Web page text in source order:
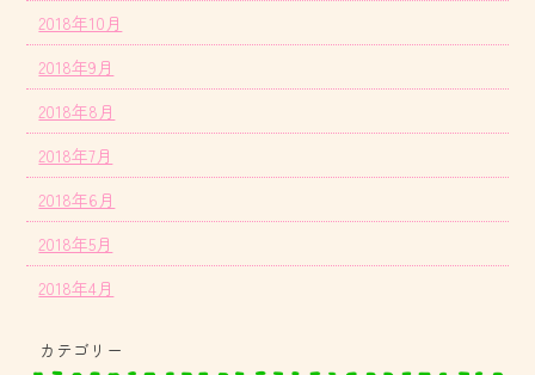
2018年10月
2018年9月
2018年8月
2018年7月
2018年6月
2018年5月
2018年4月
カテゴリー